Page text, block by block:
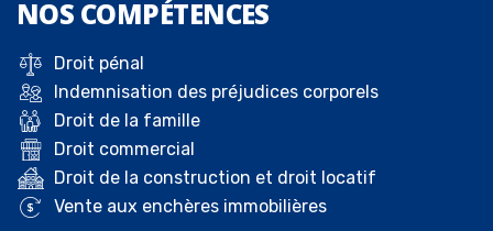
NOS COMPÉTENCES
Droit pénal
Indemnisation des préjudices corporels
Droit de la famille
Droit commercial
Droit de la construction et droit locatif
Vente aux enchères immobilières